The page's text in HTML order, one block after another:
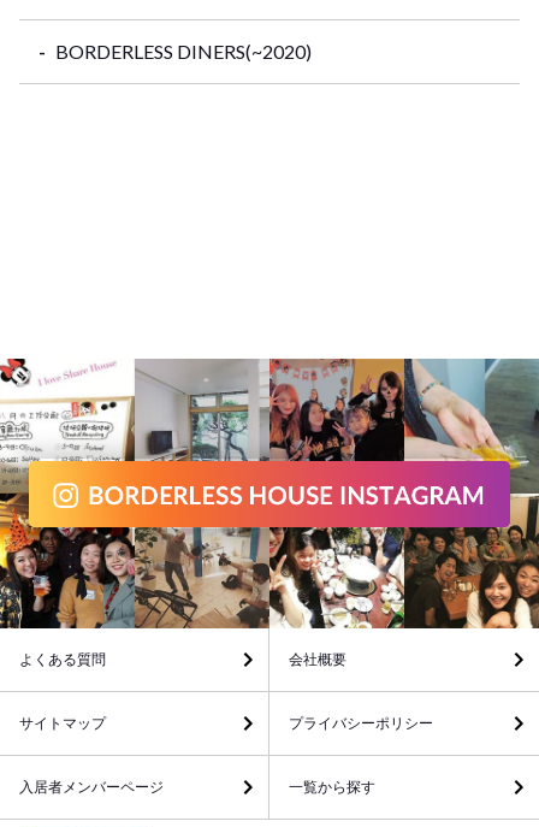
BORDERLESS DINERS(~2020)
よくある質問 会社概要
サイトマップ プライバシーポリシー
入居者メンバーページ 一覧から探す